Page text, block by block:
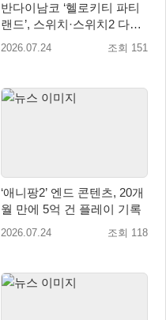
반다이남코 ‘헬로키티 파티
랜드’, 스위치·스위치2 다운
로드 예약 판매 실시
2026.07.24 조회 151
‘애니팡2’ 엔드 콘텐츠, 20개
월 만에 5억 건 플레이 기록
2026.07.24 조회 118